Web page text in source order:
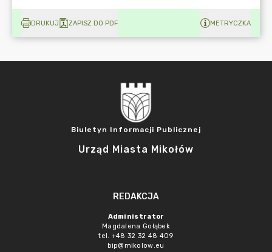
DRUKUJ ZAPISZ DO PDF METRYCZKA
Biuletyn Informacji Publicznej
Urząd Miasta Mikołów
REDAKCJA
Administrator
Magdalena Gołąbek
tel. +48 32 32 48 409
bip@mikolow.eu